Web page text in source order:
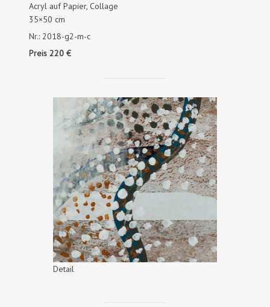
Acryl auf Papier, Collage
35×50 cm
Nr.: 2018-g2-m-c
Preis 220 €
Detail